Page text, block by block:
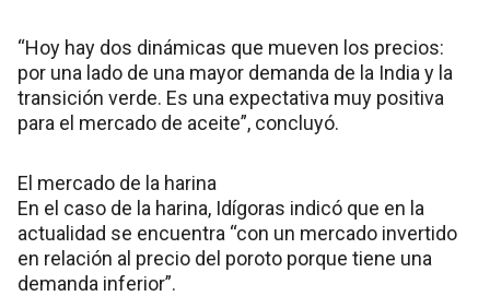
“Hoy hay dos dinámicas que mueven los precios:
por una lado de una mayor demanda de la India y la
transición verde. Es una expectativa muy positiva
para el mercado de aceite”, concluyó.
El mercado de la harina
En el caso de la harina, Idígoras indicó que en la
actualidad se encuentra “con un mercado invertido
en relación al precio del poroto porque tiene una
demanda inferior”.